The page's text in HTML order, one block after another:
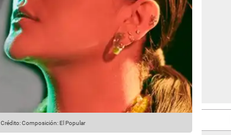
Crédito: Composición: El Popular